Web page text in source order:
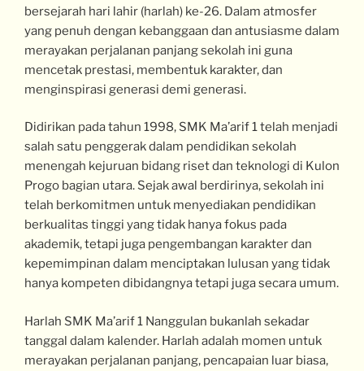
bersejarah hari lahir (harlah) ke-26. Dalam atmosfer
yang penuh dengan kebanggaan dan antusiasme dalam
merayakan perjalanan panjang sekolah ini guna
mencetak prestasi, membentuk karakter, dan
menginspirasi generasi demi generasi.
Didirikan pada tahun 1998, SMK Ma’arif 1 telah menjadi
salah satu penggerak dalam pendidikan sekolah
menengah kejuruan bidang riset dan teknologi di Kulon
Progo bagian utara. Sejak awal berdirinya, sekolah ini
telah berkomitmen untuk menyediakan pendidikan
berkualitas tinggi yang tidak hanya fokus pada
akademik, tetapi juga pengembangan karakter dan
kepemimpinan dalam menciptakan lulusan yang tidak
hanya kompeten dibidangnya tetapi juga secara umum.
Harlah SMK Ma’arif 1 Nanggulan bukanlah sekadar
tanggal dalam kalender. Harlah adalah momen untuk
merayakan perjalanan panjang, pencapaian luar biasa,